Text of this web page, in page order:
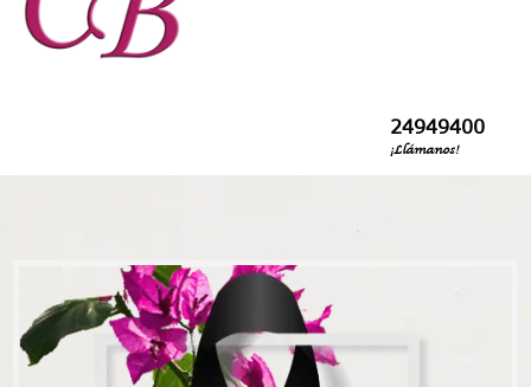
24949400
¡Llámanos!